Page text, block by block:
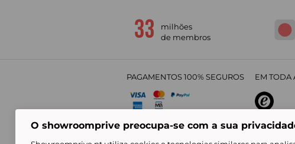
milhões
de membros
PAGAMENTOS 100% SEGUROS EM TODA
4,31/5
O showroomprive preocupa-se com a sua